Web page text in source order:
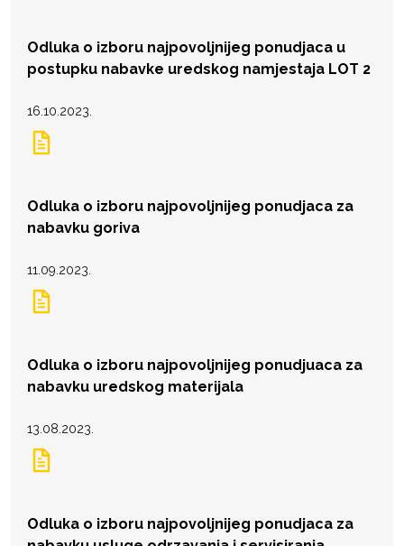
Odluka o izboru najpovoljnijeg ponudjaca u
postupku nabavke uredskog namjestaja LOT 2
16.10.2023.
Odluka o izboru najpovoljnijeg ponudjaca za
nabavku goriva
11.09.2023.
Odluka o izboru najpovoljnijeg ponudjuaca za
nabavku uredskog materijala
13.08.2023.
Odluka o izboru najpovoljnijeg ponudjaca za